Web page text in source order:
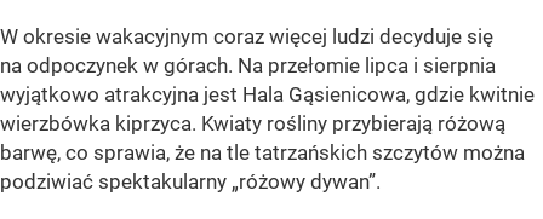
W okresie wakacyjnym coraz więcej ludzi decyduje się
na odpoczynek w górach. Na przełomie lipca i sierpnia
wyjątkowo atrakcyjna jest Hala Gąsienicowa, gdzie kwitnie
wierzbówka kiprzyca. Kwiaty rośliny przybierają różową
barwę, co sprawia, że na tle tatrzańskich szczytów można
podziwiać spektakularny „różowy dywan”.